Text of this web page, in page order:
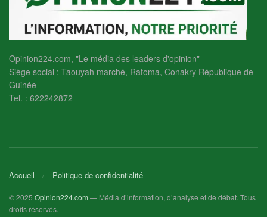
Opinion224.com, "Le média des leaders d'opinion"
Siège social : Taouyah marché, Ratoma, Conakry République de
Guinée
Tel. : 622242872
Accueil Politique de confidentialité
© 2025 Opinion224.com — Média d’information, d’analyse et de débat. Tous
droits réservés.